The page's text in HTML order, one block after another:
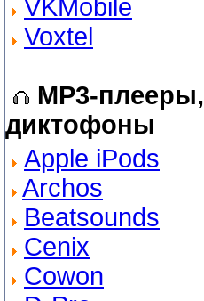
VKMobile
Voxtel
MP3-плееры,
диктофоны
Apple iPods
Archos
Beatsounds
Cenix
Cowon